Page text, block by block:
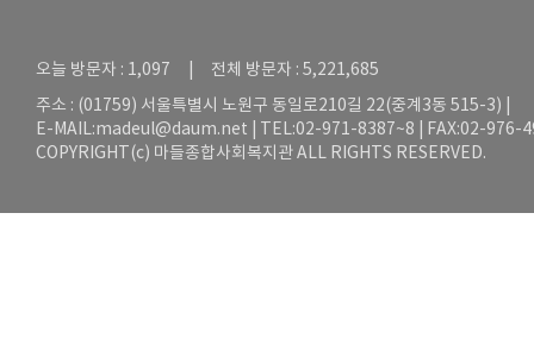
오늘 방문자 : 1,097 | 전체 방문자 : 5,221,685
주소 : (01759) 서울특별시 노원구 동일로210길 22(중계3동 515-3) |
E-MAIL:madeul@daum.net | TEL:02-971-8387~8 | FAX:02-976-
COPYRIGHT(c) 마들종합사회복지관 ALL RIGHTS RESERVED.